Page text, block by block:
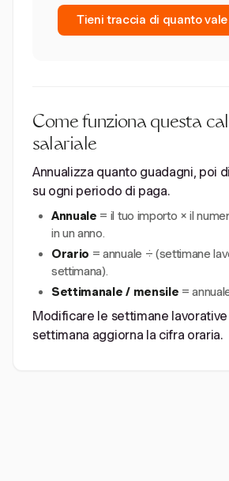
Tieni traccia di quanto
Come funziona questa
salariale
Annualizza quanto guadagni, poi
su ogni periodo di paga.
Annuale = il tuo importo × il
in un anno.
Orario = annuale ÷ (settimane
settimana).
Settimanale / mensile =
Modificare le settimane
settimana aggiorna la cifra oraria.